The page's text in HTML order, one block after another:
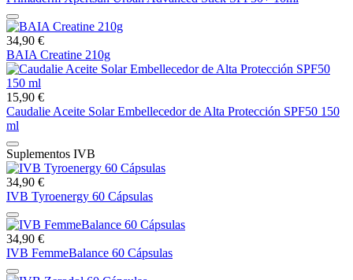
34,90 €
BAIA Creatine 210g
15,90 €
Caudalie Aceite Solar Embellecedor de Alta Protección SPF50 150
ml
Suplementos IVB
34,90 €
IVB Tyroenergy 60 Cápsulas
34,90 €
IVB FemmeBalance 60 Cápsulas